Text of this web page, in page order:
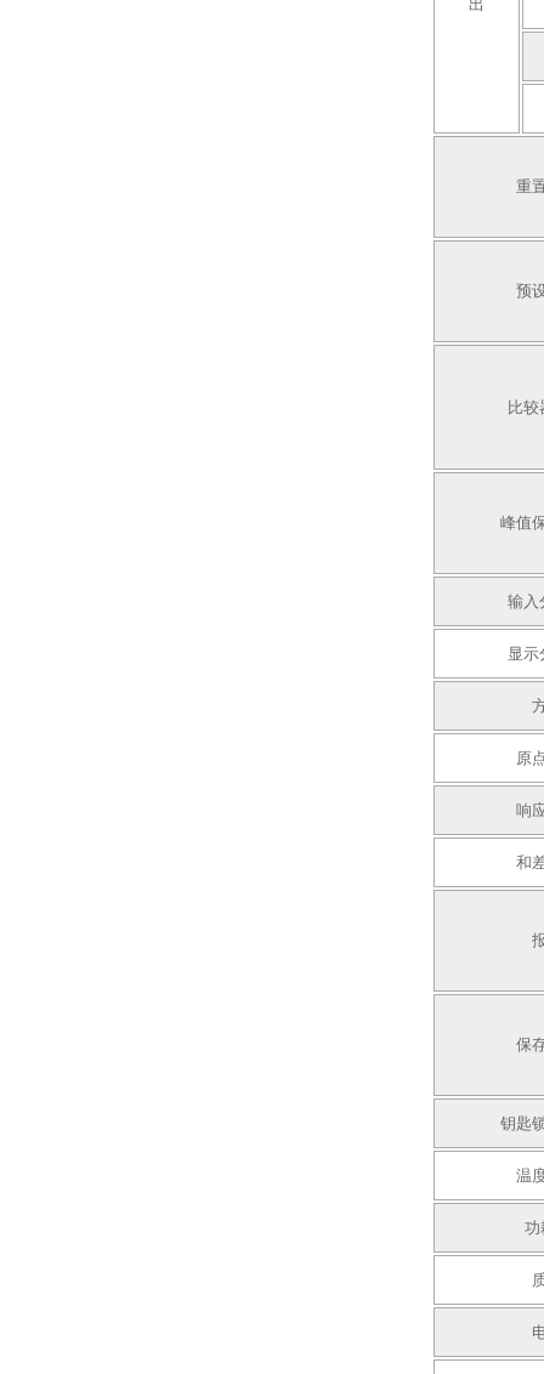
出
重
预
比较
峰值
输入
显示
原
响
和
保
钥匙
温
功